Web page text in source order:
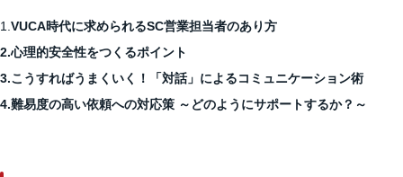
1. VUCA時代に求められるSC営業担当者のあり方
2.心理的安全性をつくるポイント
3.こうすればうまくいく！「対話」によるコミュニケーション術
4.難易度の高い依頼への対応策 ～どのようにサポートするか？～